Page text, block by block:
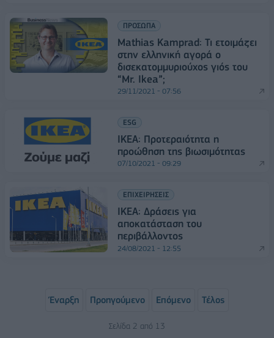
ΠΡΟΣΩΠΑ
Mathias Kamprad: Τι ετοιμάζει
στην ελληνική αγορά ο
δισεκατομμυριούχος γιός του
“Mr. Ikea”;
29/11/2021 - 07:56
ESG
IKEA: Προτεραιότητα η
προώθηση της βιωσιμότητας
07/10/2021 - 09:29
ΕΠΙΧΕΙΡΗΣΕΙΣ
IKEA: Δράσεις για
αποκατάσταση του
περιβάλλοντος
24/08/2021 - 12:55
Έναρξη Προηγούμενο Επόμενο Τέλος
Σελίδα 2 από 13